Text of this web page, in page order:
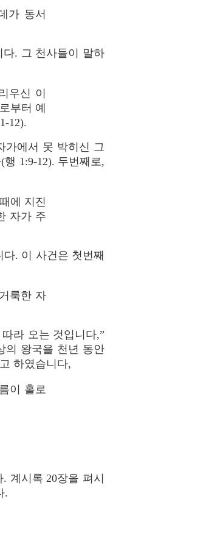
가 동서
. 그 천사들이 말하
우신 이
부터 예
12).
가에서 못 박히신 그
1:9-12). 두번째로,
에 지진
자가 주
. 이 사건은 첫번째
룩한 자
라 오는 것입니다,”
의 왕국을 천년 동안
하였습니다,
이 홀로
계시록 20장을 펴시
.